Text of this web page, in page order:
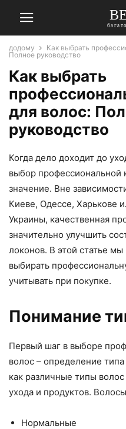
додому
Как выбрать
Полное руководство
Как выбрать
для волос:
руководство
Когда дело доходит до
выбор
значение. Вне
Киеве, Одессе, Харькове
Украины, качественная
значительно улучшить
локонов. В этой статье
выбирать
учитывать при покупке.
Понимание
Первый шаг в выборе
волос – определение
как различные типы
ухода и продуктов.
Нормальные